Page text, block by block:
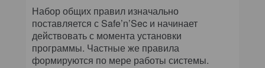
Набор общих правил изначально
поставляется с Safe’n’Sec и начинает
действовать с момента установки
программы. Частные же правила
формируются по мере работы системы.